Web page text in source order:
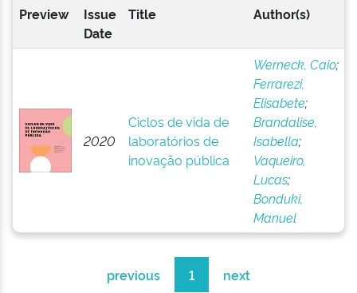
Preview
Issue
Date
Title Author(s)
2020
Ciclos de vida de
laboratórios de
inovação pública
Werneck, Caio;
Ferrarezi,
Elisabete;
Brandalise,
Isabella;
Vaqueiro,
Lucas;
Bonduki,
Manuel
previous 1 next